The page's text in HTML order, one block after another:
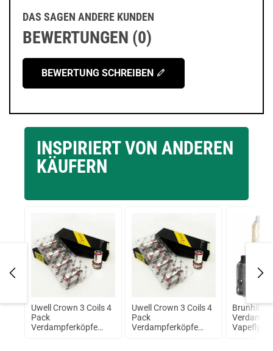
DAS SAGEN ANDERE KUNDEN
BEWERTUNGEN (0)
BEWERTUNG SCHREIBEN
INSPIRIERT VON ANDEREN
KÄUFERN
Uwell Crown 3 Coils 4
Pack
Verdampferköpfe
Uwell Crown 3 Coils 4
Pack
Verdampferköpfe
Brunhilde
Vapefly &